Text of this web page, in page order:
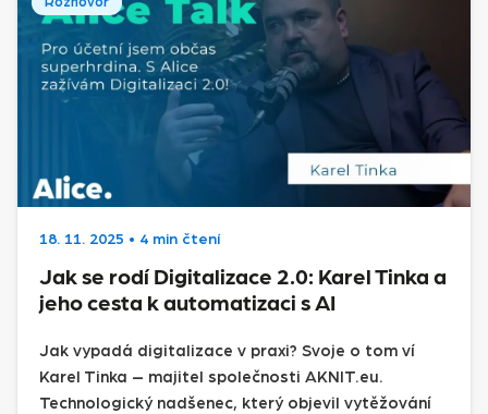
Rozhovor
18. 11. 2025 • 4 min čtení
Jak se rodí Digitalizace 2.0: Karel Tinka a
jeho cesta k automatizaci s AI
Jak vypadá digitalizace v praxi? Svoje o tom ví
Karel Tinka – majitel společnosti AKNIT.eu.
Technologický nadšenec, který objevil vytěžování